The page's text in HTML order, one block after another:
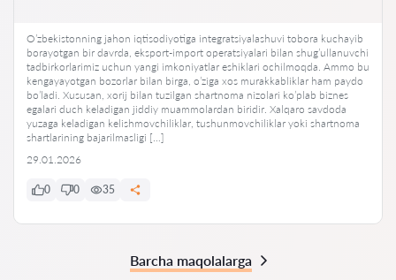
O’zbekistonning jahon iqtisodiyotiga integratsiyalashuvi tobora kuchayib
borayotgan bir davrda, eksport-import operatsiyalari bilan shug’ullanuvchi
tadbirkorlarimiz uchun yangi imkoniyatlar eshiklari ochilmoqda. Ammo bu
kengayayotgan bozorlar bilan birga, o’ziga xos murakkabliklar ham paydo
bo’ladi. Xususan, xorij bilan tuzilgan shartnoma nizolari ko’plab biznes
egalari duch keladigan jiddiy muammolardan biridir. Xalqaro savdoda
yuzaga keladigan kelishmovchiliklar, tushunmovchiliklar yoki shartnoma
shartlarining bajarilmasligi […]
29.01.2026
0 0 35
Barcha maqolalarga